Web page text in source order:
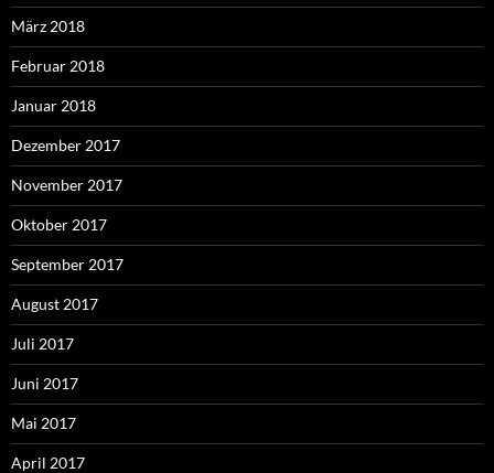
März 2018
Februar 2018
Januar 2018
Dezember 2017
November 2017
Oktober 2017
September 2017
August 2017
Juli 2017
Juni 2017
Mai 2017
April 2017